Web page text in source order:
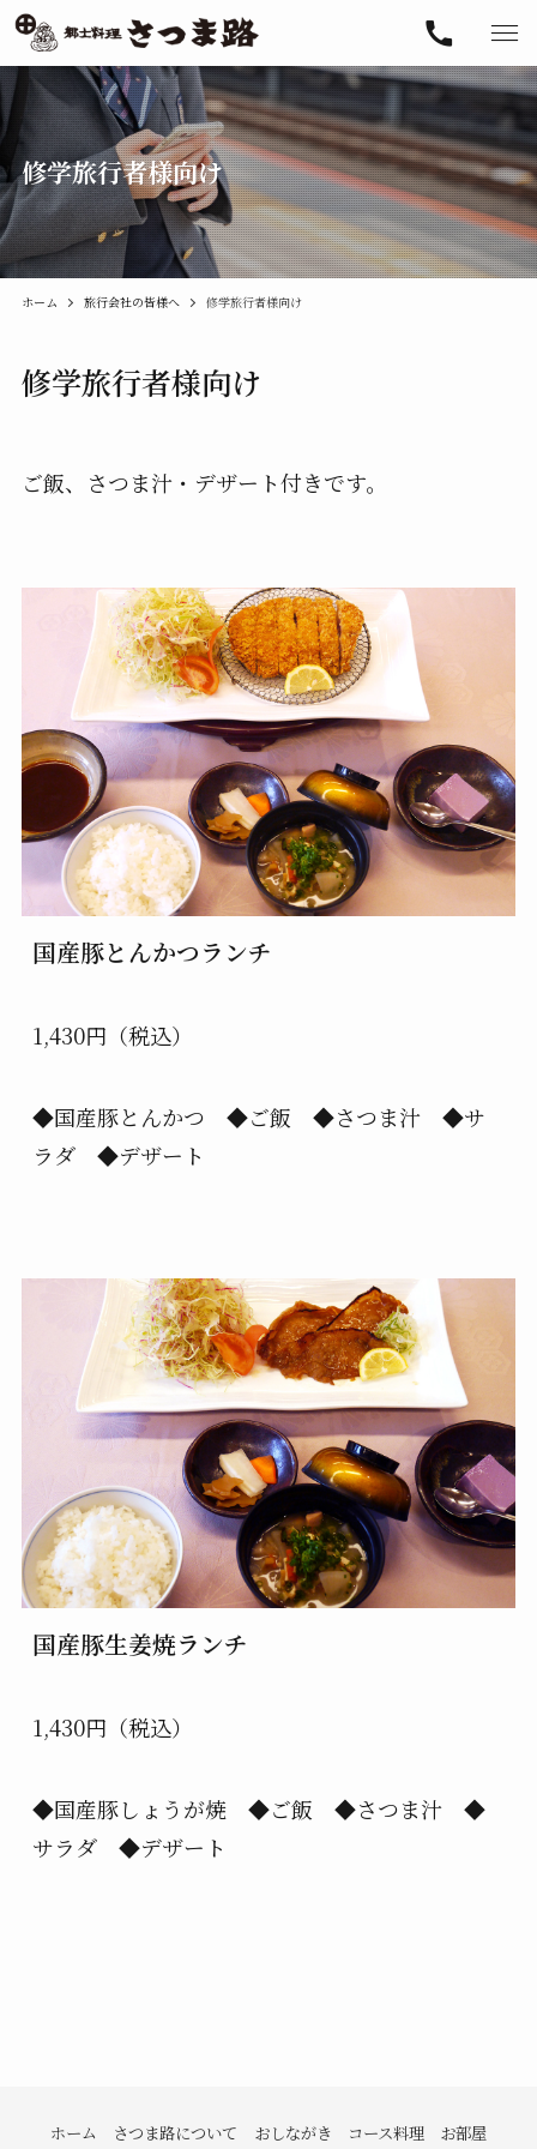
修学旅行者様向け
ホーム 旅行会社の皆様へ 修学旅行者様向け
修学旅行者様向け
ご飯、さつま汁・デザート付きです。
国産豚とんかつランチ
1,430円（税込）
◆国産豚とんかつ ◆ご飯 ◆さつま汁 ◆サ
ラダ ◆デザート
国産豚生姜焼ランチ
1,430円（税込）
◆国産豚しょうが焼 ◆ご飯 ◆さつま汁 ◆
サラダ ◆デザート
ホーム さつま路について おしながき コース料理 お部屋